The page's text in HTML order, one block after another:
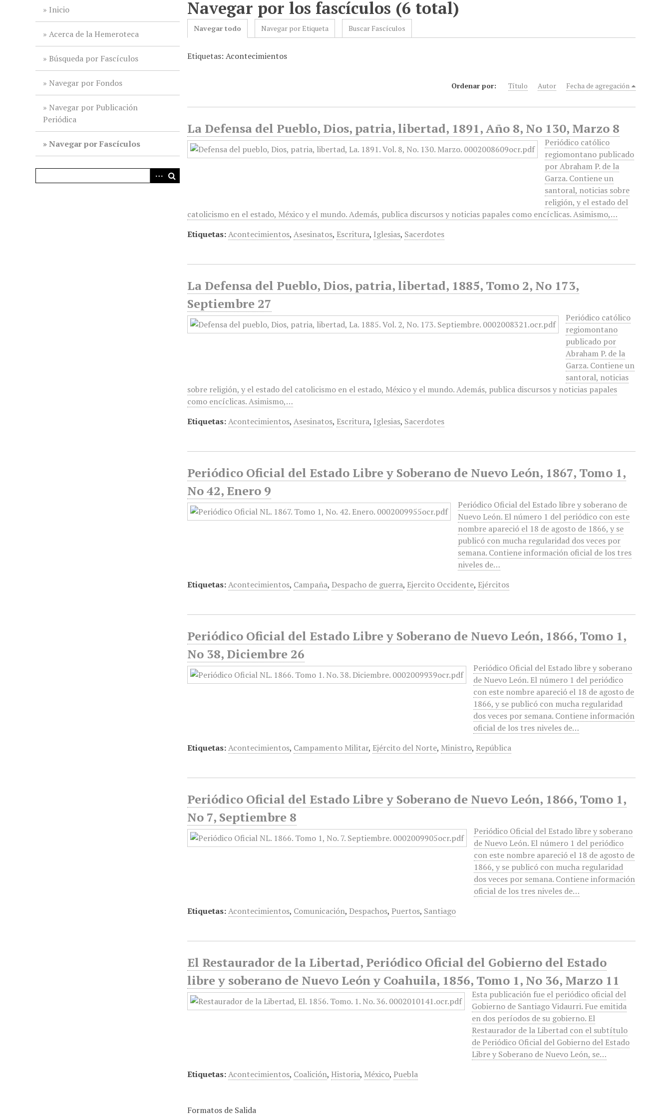
Inicio
Acerca de la Hemeroteca
Búsqueda por Fascículos
Navegar por Fondos
Navegar por Publicación
Periódica
Navegar por Fascículos
Navegar por los fascículos (6 total)
Navegar todo Navegar por Etiqueta Buscar Fascículos
Etiquetas: Acontecimientos
Ordenar por: Título Autor Fecha de agregación
La Defensa del Pueblo, Dios, patria, libertad, 1891, Año 8, No 130, Marzo 8
Periódico católico
regiomontano publicado
por Abraham P. de la
Garza. Contiene un
santoral, noticias sobre
religión, y el estado del
catolicismo en el estado, México y el mundo. Además, publica discursos y noticias papales como encíclicas. Asimismo,…
Etiquetas:Acontecimientos,Asesinatos, Escritura, Iglesias, Sacerdotes
La Defensa del Pueblo, Dios, patria, libertad, 1885, Tomo 2, No 173,
Septiembre 27
Periódico católico
regiomontano
publicado por
Abraham P. de la
Garza. Contiene un
santoral, noticias
sobre religión, y el estado del catolicismo en el estado, México y el mundo. Además, publica discursos y noticias papales
como encíclicas. Asimismo,…
Etiquetas:Acontecimientos,Asesinatos, Escritura, Iglesias, Sacerdotes
Periódico Oficial del Estado Libre y Soberano de Nuevo León, 1867, Tomo 1,
No 42, Enero 9
Periódico Oficial del Estado libre y soberano de
Nuevo León. El número 1 del periódico con este
nombre apareció el 18 de agosto de 1866, y se
publicó con mucha regularidad dos veces por
semana. Contiene información oficial de los tres
niveles de…
Etiquetas:Acontecimientos, Campaña, Despacho de guerra, Ejercito Occidente, Ejércitos
Periódico Oficial del Estado Libre y Soberano de Nuevo León, 1866, Tomo 1,
No 38, Diciembre 26
Periódico Oficial del Estado libre y soberano
de Nuevo León. El número 1 del periódico
con este nombre apareció el 18 de agosto de
1866, y se publicó con mucha regularidad
dos veces por semana. Contiene información
oficial de los tres niveles de…
Etiquetas:Acontecimientos, Campamento Militar, Ejército del Norte, Ministro, República
Periódico Oficial del Estado Libre y Soberano de Nuevo León, 1866, Tomo 1,
No 7, Septiembre 8
Periódico Oficial del Estado libre y soberano
de Nuevo León. El número 1 del periódico
con este nombre apareció el 18 de agosto de
1866, y se publicó con mucha regularidad
dos veces por semana. Contiene información
oficial de los tres niveles de…
Etiquetas:Acontecimientos, Comunicación, Despachos, Puertos, Santiago
El Restaurador de la Libertad, Periódico Oficial del Gobierno del Estado
libre y soberano de Nuevo León y Coahuila, 1856, Tomo 1, No 36, Marzo 11
Esta publicación fue el periódico oficial del
Gobierno de Santiago Vidaurri. Fue emitida
en dos períodos de su gobierno. El
Restaurador de la Libertad con el subtítulo
de Periódico Oficial del Gobierno del Estado
Libre y Soberano de Nuevo León, se…
Etiquetas:Acontecimientos, Coalición, Historia, México, Puebla
Formatos de Salida